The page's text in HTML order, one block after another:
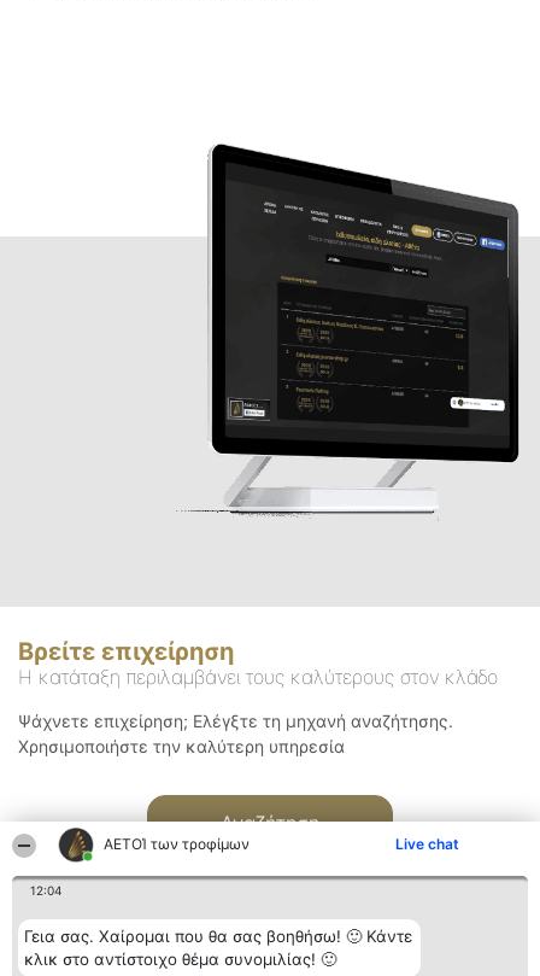
ΑΕΤΟΊ των τροφίμων Live chat
12:04
Γεια σας. Χαίρομαι που θα σας βοηθήσω! 🙂 Κάντε
κλικ στο αντίστοιχο θέμα συνομιλίας! 🙂
Βρείτε επιχείρηση
Η κατάταξη περιλαμβάνει τους καλύτερους στον κλάδο
Ψάχνετε επιχείρηση; Ελέγξτε τη μηχανή αναζήτησης.
Χρησιμοποιήστε την καλύτερη υπηρεσία
Αναζήτηση